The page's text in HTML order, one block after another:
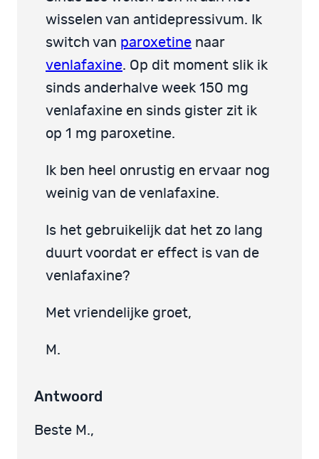
wisselen van antidepressivum. Ik
switch van paroxetine naar
venlafaxine. Op dit moment slik ik
sinds anderhalve week 150 mg
venlafaxine en sinds gister zit ik
op 1 mg paroxetine.
Ik ben heel onrustig en ervaar nog
weinig van de venlafaxine.
Is het gebruikelijk dat het zo lang
duurt voordat er effect is van de
venlafaxine?
Met vriendelijke groet,
M.
Antwoord
Beste M.,